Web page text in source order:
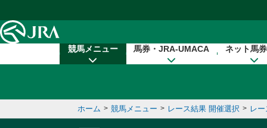
競馬メニュー 馬券・JRA-UMACA ネット馬
ホーム > 競馬メニュー > レース結果 開催選択 > レ